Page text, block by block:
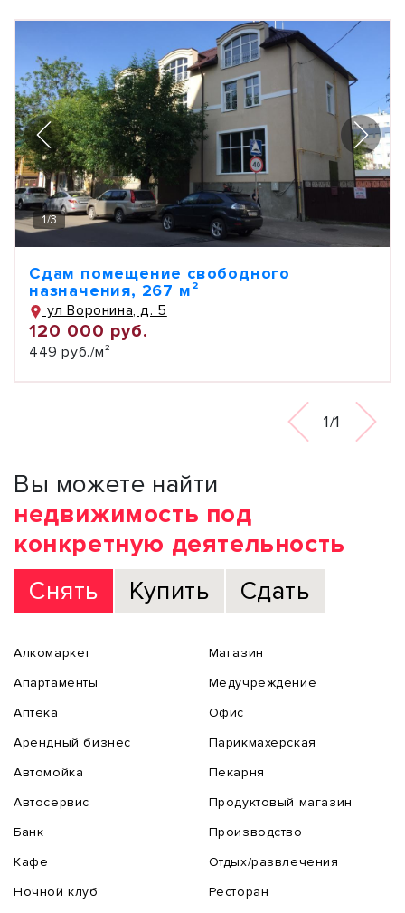
1/3
Сдам помещение свободного
назначения, 267 м²
ул Воронина, д. 5
120 000 руб.
449 руб./м²
1/1
Вы можете найти
недвижимость под
конкретную деятельность
Снять
Купить Сдать
Алкомаркет
Апартаменты
Аптека
Арендный бизнес
Автомойка
Автосервис
Банк
Кафе
Ночной клуб
Магазин
Медучреждение
Офис
Парикмахерская
Пекарня
Продуктовый магазин
Производство
Отдых/развлечения
Ресторан